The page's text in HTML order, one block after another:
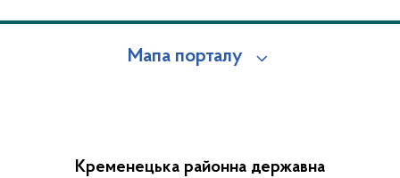
Мапа порталу
Кременецька районна державна